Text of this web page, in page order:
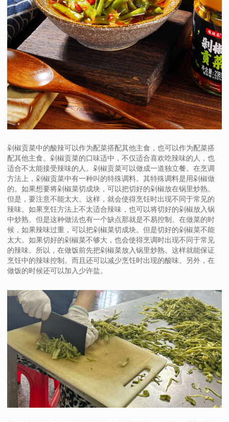
剁椒贡菜中的酸辣可以作为配菜搭配其他主食，也可以作为配菜搭
配其他主食。剁椒贡菜的口味适中，不仅适合喜欢吃辣味的人，也
适合不太能接受辣味的人。剁椒贡菜可以做成一道独立餐。在烹调
方法上，剁椒贡菜中有一种叫的特殊调料。其特殊调料是用剁椒做
的。如果想要将剁椒菜切成块，可以把切好的剁椒放在锅里炒熟。
但是，要注意不能太大。这样，就会使得烹饪时出现不同于常见的
辣味。如果烹饪方法上不太适合辣味，也可以将切好的剁椒放入锅
中炒熟。但是这种做法也有一个缺点那就是不易控制。在做菜的时
候，如果辣味过重，可以把剁椒菜切成块。但是切好的剁椒菜不能
太大。如果切好的剁椒菜不够大，也会使得烹调时出现不同于常见
的辣味。所以，在做饭前先把剁椒菜放入锅里炒熟。这样就能保证
烹饪中的辣味控制。而且还可以减少烹饪时出现的酸味。另外，在
做饭的时候还可以加入少许盐。